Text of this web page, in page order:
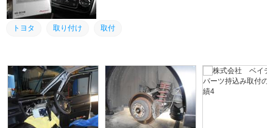
トヨタ 取り付け 取付